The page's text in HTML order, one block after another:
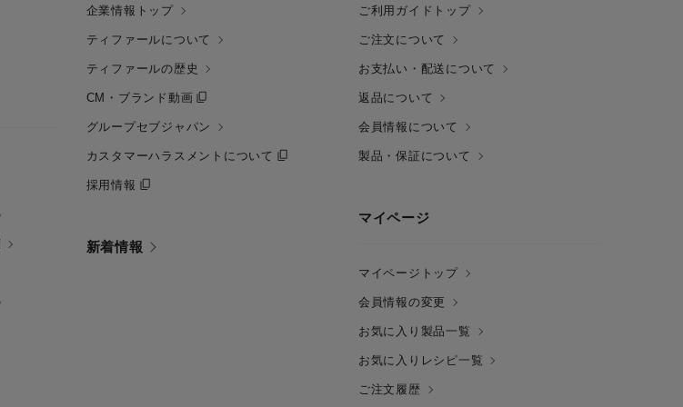
企業情報トップ
ティファールについて
ティファールの歴史
CM・ブランド動画
グループセブジャパン
カスタマーハラスメントについて
採用情報
新着情報
ご利用ガイドトップ
ご注文について
お支払い・配送について
返品について
会員情報について
製品・保証について
マイページ
マイページトップ
会員情報の変更
お気に入り製品一覧
お気に入りレシピ一覧
ご注文履歴